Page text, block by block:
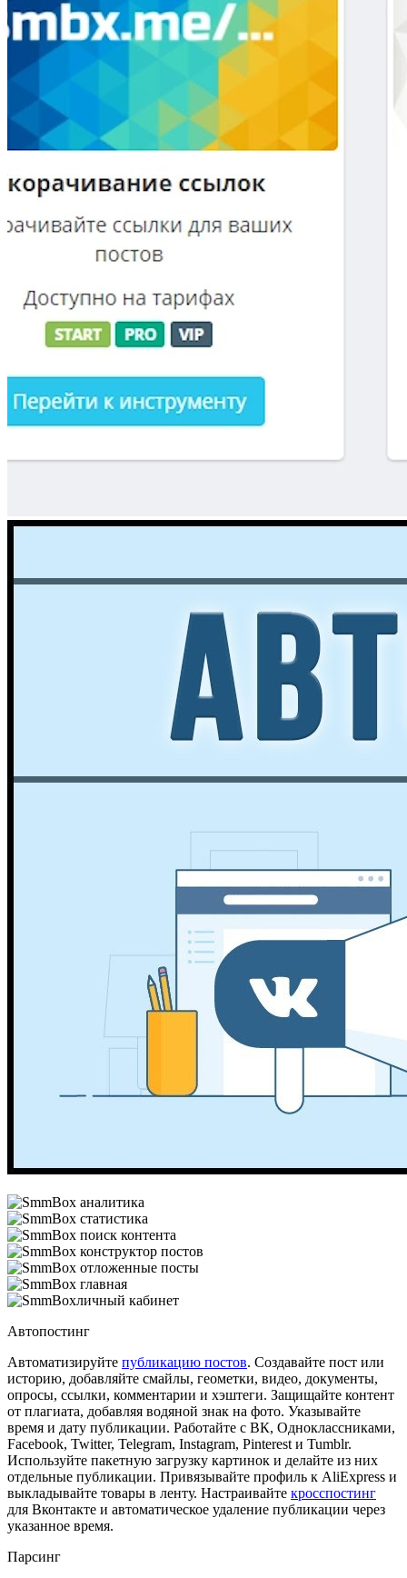
Автопостинг
Автоматизируйте публикацию постов. Создавайте пост или
историю, добавляйте смайлы, геометки, видео, документы,
опросы, ссылки, комментарии и хэштеги. Защищайте контент
от плагиата, добавляя водяной знак на фото. Указывайте
время и дату публикации. Работайте с ВК, Одноклассниками,
Facebook, Twitter, Telegram, Instagram, Pinterest и Tumblr.
Используйте пакетную загрузку картинок и делайте из них
отдельные публикации. Привязывайте профиль к AliExpress и
выкладывайте товары в ленту. Настраивайте кросспостинг
для Вконтакте и автоматическое удаление публикации через
указанное время.
Парсинг